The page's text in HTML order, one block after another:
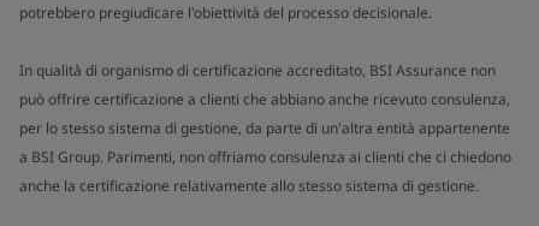
potrebbero pregiudicare l'obiettività del processo decisionale.
In qualità di organismo di certificazione accreditato, BSI Assurance non
può offrire certificazione a clienti che abbiano anche ricevuto consulenza,
per lo stesso sistema di gestione, da parte di un'altra entità appartenente
a BSI Group. Parimenti, non offriamo consulenza ai clienti che ci chiedono
anche la certificazione relativamente allo stesso sistema di gestione.